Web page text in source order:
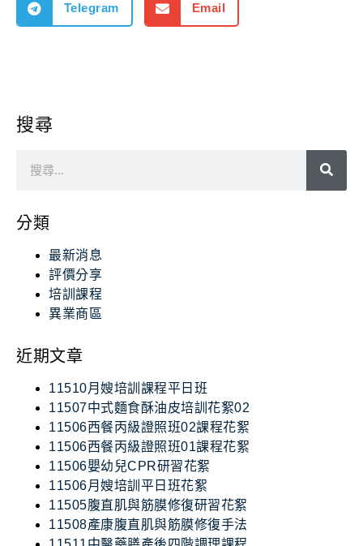
Telegram Email
搜尋
分類
最新消息
評價分享
培訓課程
異業商區
近期文章
11510月嫂培訓課程平日班
11507中式麵食酥油皮培訓花絮02
11506西餐丙級證照班02課程花絮
11506西餐丙級證照班01課程花絮
11506嬰幼兒CPR研習花絮
11506月嫂培訓平日班花絮
11505腹直肌與筋膜修復研習花絮
11508產康腹直肌與筋膜修復手法